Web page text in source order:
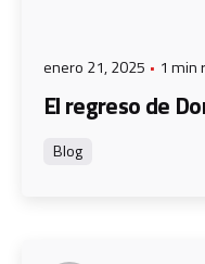
enero 21, 2025 1 min
El regreso de
Blog